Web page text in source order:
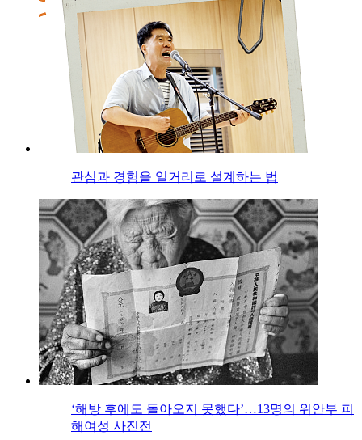
관심과 경험을 일거리로 설계하는 법
‘해방 후에도 돌아오지 못했다’…13명의 위안부 피
해여성 사진전